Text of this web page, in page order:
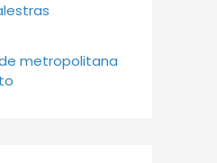
metropolitana